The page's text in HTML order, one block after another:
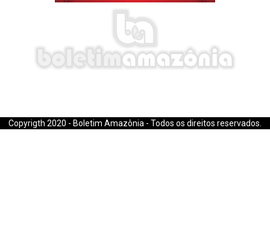
Copyrigth 2020 - Boletim Amazônia - Todos os direitos reservados.